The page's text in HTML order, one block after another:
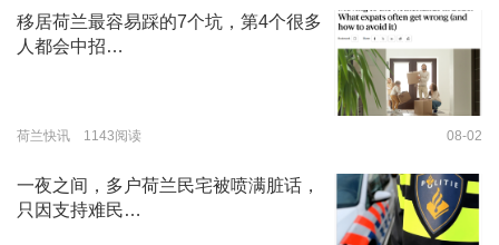
移居荷兰最容易踩的7个坑，第4个很多
人都会中招…
荷兰快讯 1143阅读 08-02
一夜之间，多户荷兰民宅被喷满脏话，
只因支持难民…